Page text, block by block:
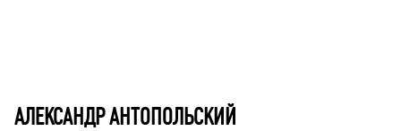
АЛЕКСАНДР АНТОПОЛЬСКИЙ